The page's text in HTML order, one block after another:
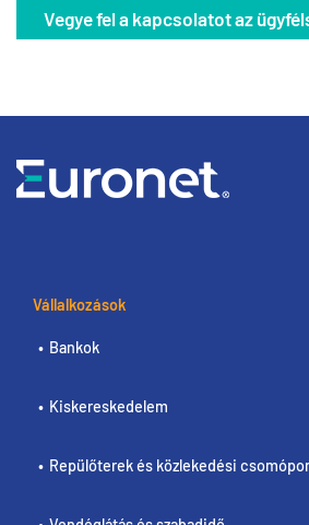
Vegye fel a kapcsolatot az
Vállalkozások
Bankok
Kiskereskedelem
Repülőterek és közlekedési